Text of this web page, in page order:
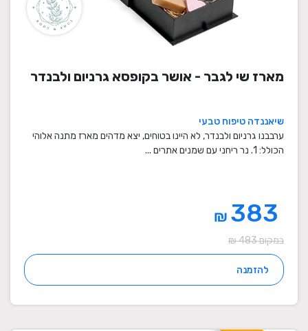
מארז שי לגבר - אושר בקופסא גרניום ולבנדר
שיאננדה טיפוח טבעי
ערבבנו גרניום ולבנדר, לא היינו בטוחים, יצא מדהים מארז מתנה אלוהי
הכולל: 1. נר ריחני עם שמנים אתרים ...
₪
במקום 483 ₪
להזמנה